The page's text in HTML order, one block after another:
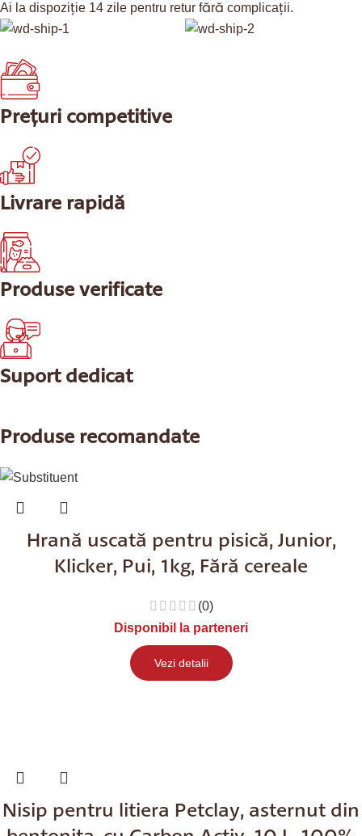
Ai la dispoziție 14 zile pentru retur fără complicații.
Prețuri competitive
Livrare rapidă
Produse verificate
Suport dedicat
Produse recomandate
Hrană uscată pentru pisică, Junior,
Klicker, Pui, 1kg, Fără cereale
(0)
Disponibil la parteneri
Vezi detalii
Nisip pentru litiera Petclay, asternut din